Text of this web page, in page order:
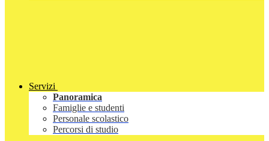
Servizi
Panoramica
Famiglie e studenti
Personale scolastico
Percorsi di studio